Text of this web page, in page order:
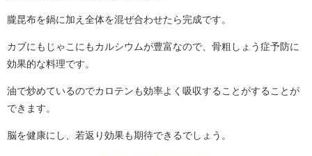
朧昆布を鍋に加え全体を混ぜ合わせたら完成です。
カブにもじゃこにもカルシウムが豊富なので、骨粗しょう症予防に
効果的な料理です。
油で炒めているのでカロテンも効率よく吸収することがすることが
できます。
脳を健康にし、若返り効果も期待できるでしょう。